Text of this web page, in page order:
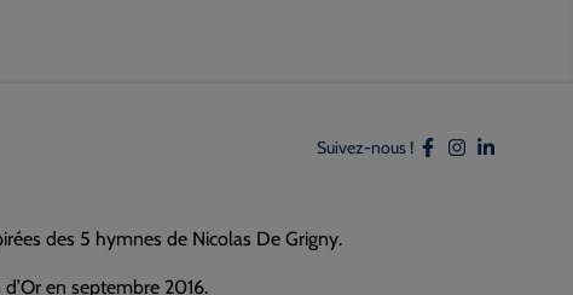
Suivez-nous !
des 5 hymnes de Nicolas De Grigny.
en septembre 2016.